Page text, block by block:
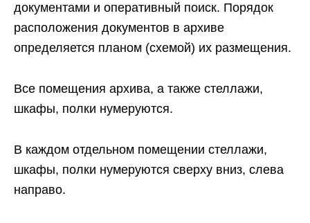
документами и оперативный поиск. Порядок
расположения документов в архиве
определяется планом (схемой) их размещения.
Все помещения архива, а также стеллажи,
шкафы, полки нумеруются.
В каждом отдельном помещении стеллажи,
шкафы, полки нумеруются сверху вниз, слева
направо.